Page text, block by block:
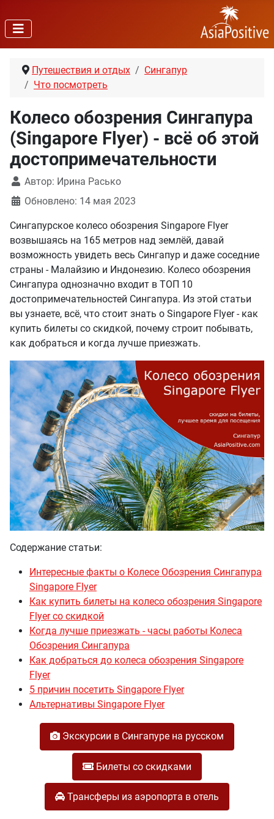
Путешествия и отдых
Сингапур
Что посмотреть
Колесо обозрения Сингапура
(Singapore Flyer) - всё об этой
достоприме­чательности
Автор: Ирина Расько
Обновлено: 14 мая 2023
Сингапурское колесо обозрения Singapore Flyer
возвышаясь на 165 метров над землёй, давай
возможность увидеть весь Сингапур и даже соседние
страны - Малайзию и Индонезию. Колесо обозрения
Сингапура однозначно входит в ТОП 10
достопримечательностей Сингапура. Из этой статьи
вы узнаете, всё, что стоит знать о Singapore Flyer - как
купить билеты со скидкой, почему строит побывать,
как добраться и когда лучше приезжать.
Содержание статьи:
Интересные факты о Колесе Обозрения Сингапура
Singapore Flyer
Как купить билеты на колесо обозрения Singapore
Flyer со скидкой
Когда лучше приезжать - часы работы Колеса
Обозрения Сингапура
Как добраться до колеса обозрения Singapore
Flyer
5 причин посетить Singapore Flyer
Альтернативы Singapore Flyer
Экскурсии в Сингапуре на русском
Билеты со скидками
Трансферы из аэропорта в отель